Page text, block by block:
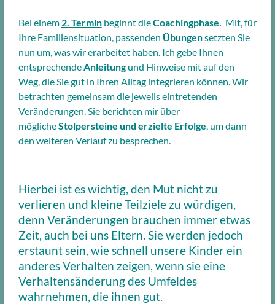
Bei einem 2. Terminbeginnt dieCoachingphase. Mit, für
Ihre Familiensituation, passenden Übungensetzten Sie
nun um, was wir erarbeitet haben. Ich gebe Ihnen
entsprechendeAnleitungund Hinweise mit auf den
Weg, die Sie gut in Ihren Alltag integrieren können. Wir
betrachten gemeinsam die jeweils eintretenden
Veränderungen. Sie berichten mir über
möglicheStolpersteine und erzielte Erfolge, um dann
den weiteren Verlauf zu besprechen.
Hierbei ist es wichtig, den Mut nicht zu
verlieren und kleine Teilziele zu würdigen,
denn Veränderungen brauchen immer etwas
Zeit, auch bei uns Eltern. Sie werden jedoch
erstaunt sein, wie schnell unsere Kinder ein
anderes Verhalten zeigen, wenn sie eine
Verhaltensänderung des Umfeldes
wahrnehmen, die ihnen gut.